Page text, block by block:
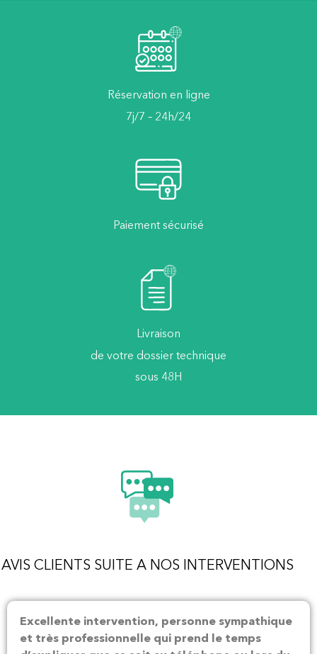
Réservation en ligne
7j/7 – 24h/24
Paiement sécurisé
Livraison
de votre dossier technique
sous 48H
AVIS CLIENTS SUITE A NOS INTERVENTIONS
Excellente intervention, personne sympathique
et très professionnelle qui prend le temps